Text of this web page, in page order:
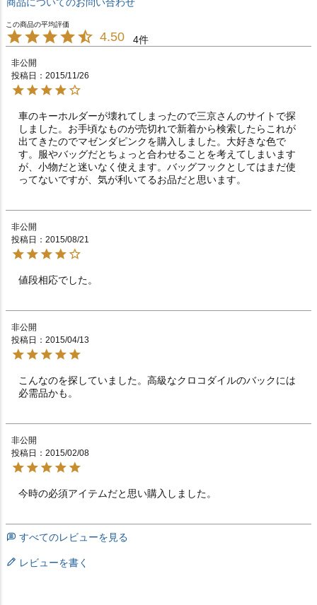
4.50 4
非公開
投稿日
2015/11/26
車のキーホルダーが壊れてしまったので三京さんのサイトで探
しました。お手頃なものが売切れで新着から検索したらこれが
出てきたのでマゼンダピンクを購入しました。大好きな色で
す。服やバッグだとちょっと合わせることを考えてしまいます
が、小物だと迷いなく使えます。バッグフックとしてはまだ使
ってないですが、気が利いてるお品だと思います。
非公開
投稿日
2015/08/21
値段相応でした。
非公開
投稿日
2015/04/13
こんなのを探していました。高級なクロコダイルのバックには
必需品かも。
非公開
投稿日
2015/02/08
今時の必須アイテムだと思い購入しました。
すべてのレビューを見る
レビューを書く